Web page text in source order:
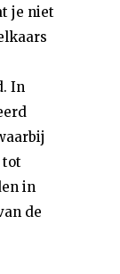
je niet
In
tot
in
de